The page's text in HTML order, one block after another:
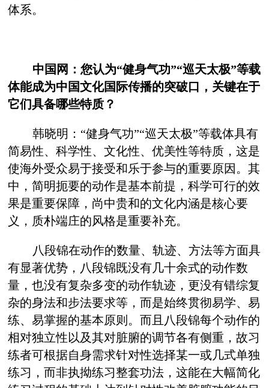
体系。
中国网：您认为“健身气功”“巡天太极”等载
体能成为中国文化国际传播的突破口，关键在于
它们具备哪些特质？
韩晓明：“健身气功”“巡天太极”等载体具有
简易性、科学性、文化性、优美性等特质，这是
使海外受众易于接受和乐于参与的重要原因。其
中，简明扼要的动作是基本前提，科学可行的效
果是重要保障，尚中贵和的文化内涵是核心要
义，质朴端庄的风格是重要补充。
八段锦在动作的数量、轨迹、方法等方面具
有显著优势，八段锦既没有几十余式的动作数
量，也没有复杂多变的动作轨迹，更没有错综复
杂的身法和步法要求等，而是始终贯彻易学、易
练、易掌握的基本原则。而且八段锦每个动作的
相对独立性以及其对脏腑的调节各有侧重，故习
练者可根据自身需求针对性选择某一或几式单独
练习，而非执拗练习整套功法，这能在大幅简化